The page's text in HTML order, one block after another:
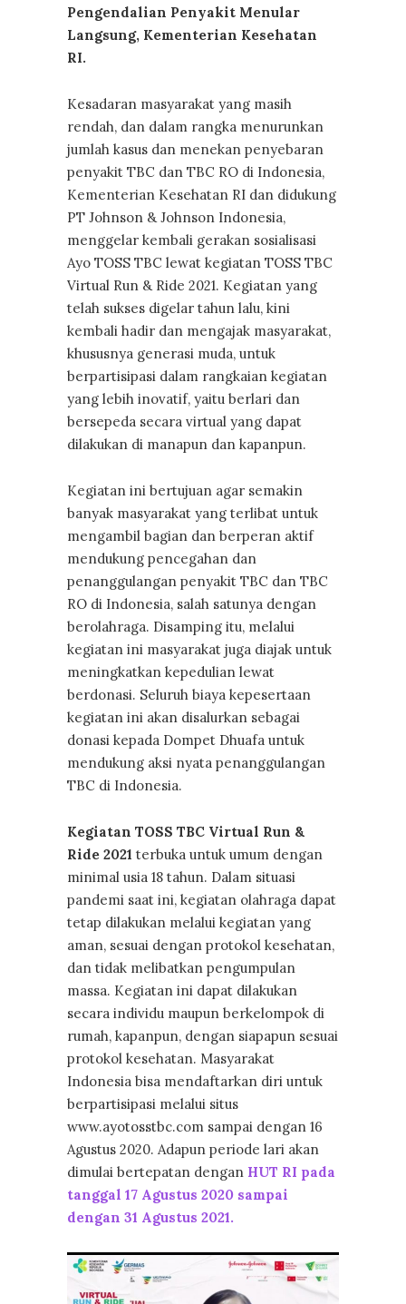
Pengendalian Penyakit Menular
Langsung, Kementerian Kesehatan
RI.
Kesadaran masyarakat yang masih
rendah, dan dalam rangka menurunkan
jumlah kasus dan menekan penyebaran
penyakit TBC dan TBC RO di Indonesia,
Kementerian Kesehatan RI dan didukung
PT Johnson & Johnson Indonesia,
menggelar kembali gerakan sosialisasi
Ayo TOSS TBC lewat kegiatan TOSS TBC
Virtual Run & Ride 2021. Kegiatan yang
telah sukses digelar tahun lalu, kini
kembali hadir dan mengajak masyarakat,
khususnya generasi muda, untuk
berpartisipasi dalam rangkaian kegiatan
yang lebih inovatif, yaitu berlari dan
bersepeda secara virtual yang dapat
dilakukan di manapun dan kapanpun.
Kegiatan ini bertujuan agar semakin
banyak masyarakat yang terlibat untuk
mengambil bagian dan berperan aktif
mendukung pencegahan dan
penanggulangan penyakit TBC dan TBC
RO di Indonesia, salah satunya dengan
berolahraga. Disamping itu, melalui
kegiatan ini masyarakat juga diajak untuk
meningkatkan kepedulian lewat
berdonasi. Seluruh biaya kepesertaan
kegiatan ini akan disalurkan sebagai
donasi kepada Dompet Dhuafa untuk
mendukung aksi nyata penanggulangan
TBC di Indonesia.
Kegiatan TOSS TBC Virtual Run &
Ride 2021 terbuka untuk umum dengan
minimal usia 18 tahun. Dalam situasi
pandemi saat ini, kegiatan olahraga dapat
tetap dilakukan melalui kegiatan yang
aman, sesuai dengan protokol kesehatan,
dan tidak melibatkan pengumpulan
massa. Kegiatan ini dapat dilakukan
secara individu maupun berkelompok di
rumah, kapanpun, dengan siapapun sesuai
protokol kesehatan. Masyarakat
Indonesia bisa mendaftarkan diri untuk
berpartisipasi melalui situs
www.ayotosstbc.com sampai dengan 16
Agustus 2020. Adapun periode lari akan
dimulai bertepatan dengan HUT RI pada
tanggal 17 Agustus 2020 sampai
dengan 31 Agustus 2021.